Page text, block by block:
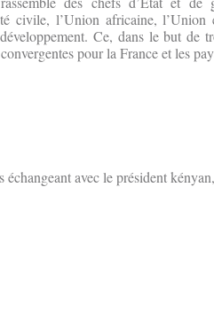
civile, l’Union africaine, l’Union
Ce, dans le but de
pour la France et les
avec le président